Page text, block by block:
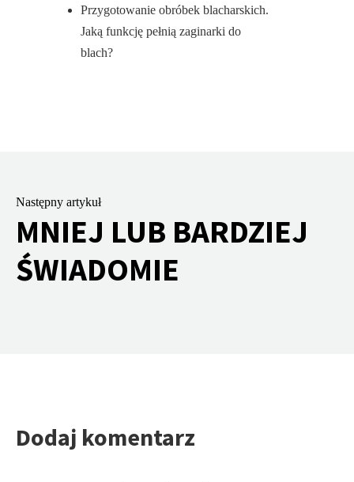
Przygotowanie obróbek blacharskich.
Jaką funkcję pełnią zaginarki do
blach?
Następny artykuł
MNIEJ LUB BARDZIEJ
ŚWIADOMIE
Dodaj komentarz